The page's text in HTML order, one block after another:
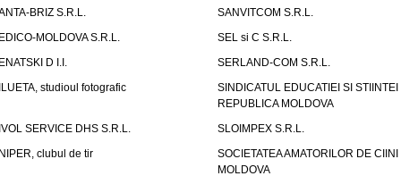
BRIZ S.R.L.
SANVITCOM S.R.L.
MOLDOVA S.R.L.
SEL si C S.R.L.
D I.I.
SERLAND-COM S.R.L.
studioul fotografic
SINDICATUL EDUCATIEI SI STIINTEI
REPUBLICA MOLDOVA
SERVICE DHS S.R.L.
SLOIMPEX S.R.L.
clubul de tir
SOCIETATEA AMATORILOR DE CIINI
MOLDOVA